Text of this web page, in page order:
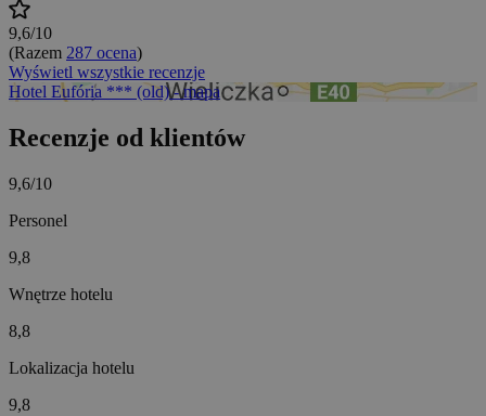
9,6/10
(Razem 287 ocena)
Wyświetl wszystkie recenzje
Hotel Eufória *** (old) - mapa
Recenzje od klientów
9,6/10
Personel
9,8
Wnętrze hotelu
8,8
Lokalizacja hotelu
9,8